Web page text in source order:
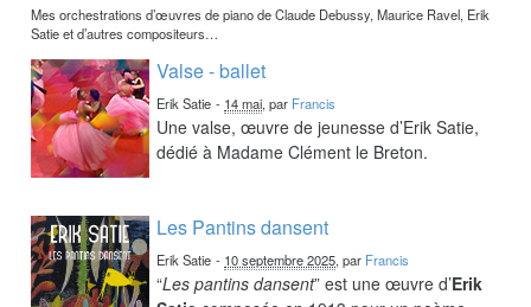
Mes orchestrations d’œuvres de piano de Claude Debussy, Maurice Ravel, Erik
Satie et d’autres compositeurs…
Valse - ballet
Erik Satie - 14 mai, par Francis
Une valse, œuvre de jeunesse d’Erik Satie,
dédié à Madame Clément le Breton.
Les Pantins dansent
Erik Satie - 10 septembre 2025, par Francis
“Les pantins dansent” est une œuvre d’Erik